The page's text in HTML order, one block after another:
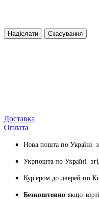
Надіслати Скасування
Доставка
Оплата
Нова пошта по Україні
Укрпошта по Україні
Кур'єром до дверей по
Безкоштовно якщо